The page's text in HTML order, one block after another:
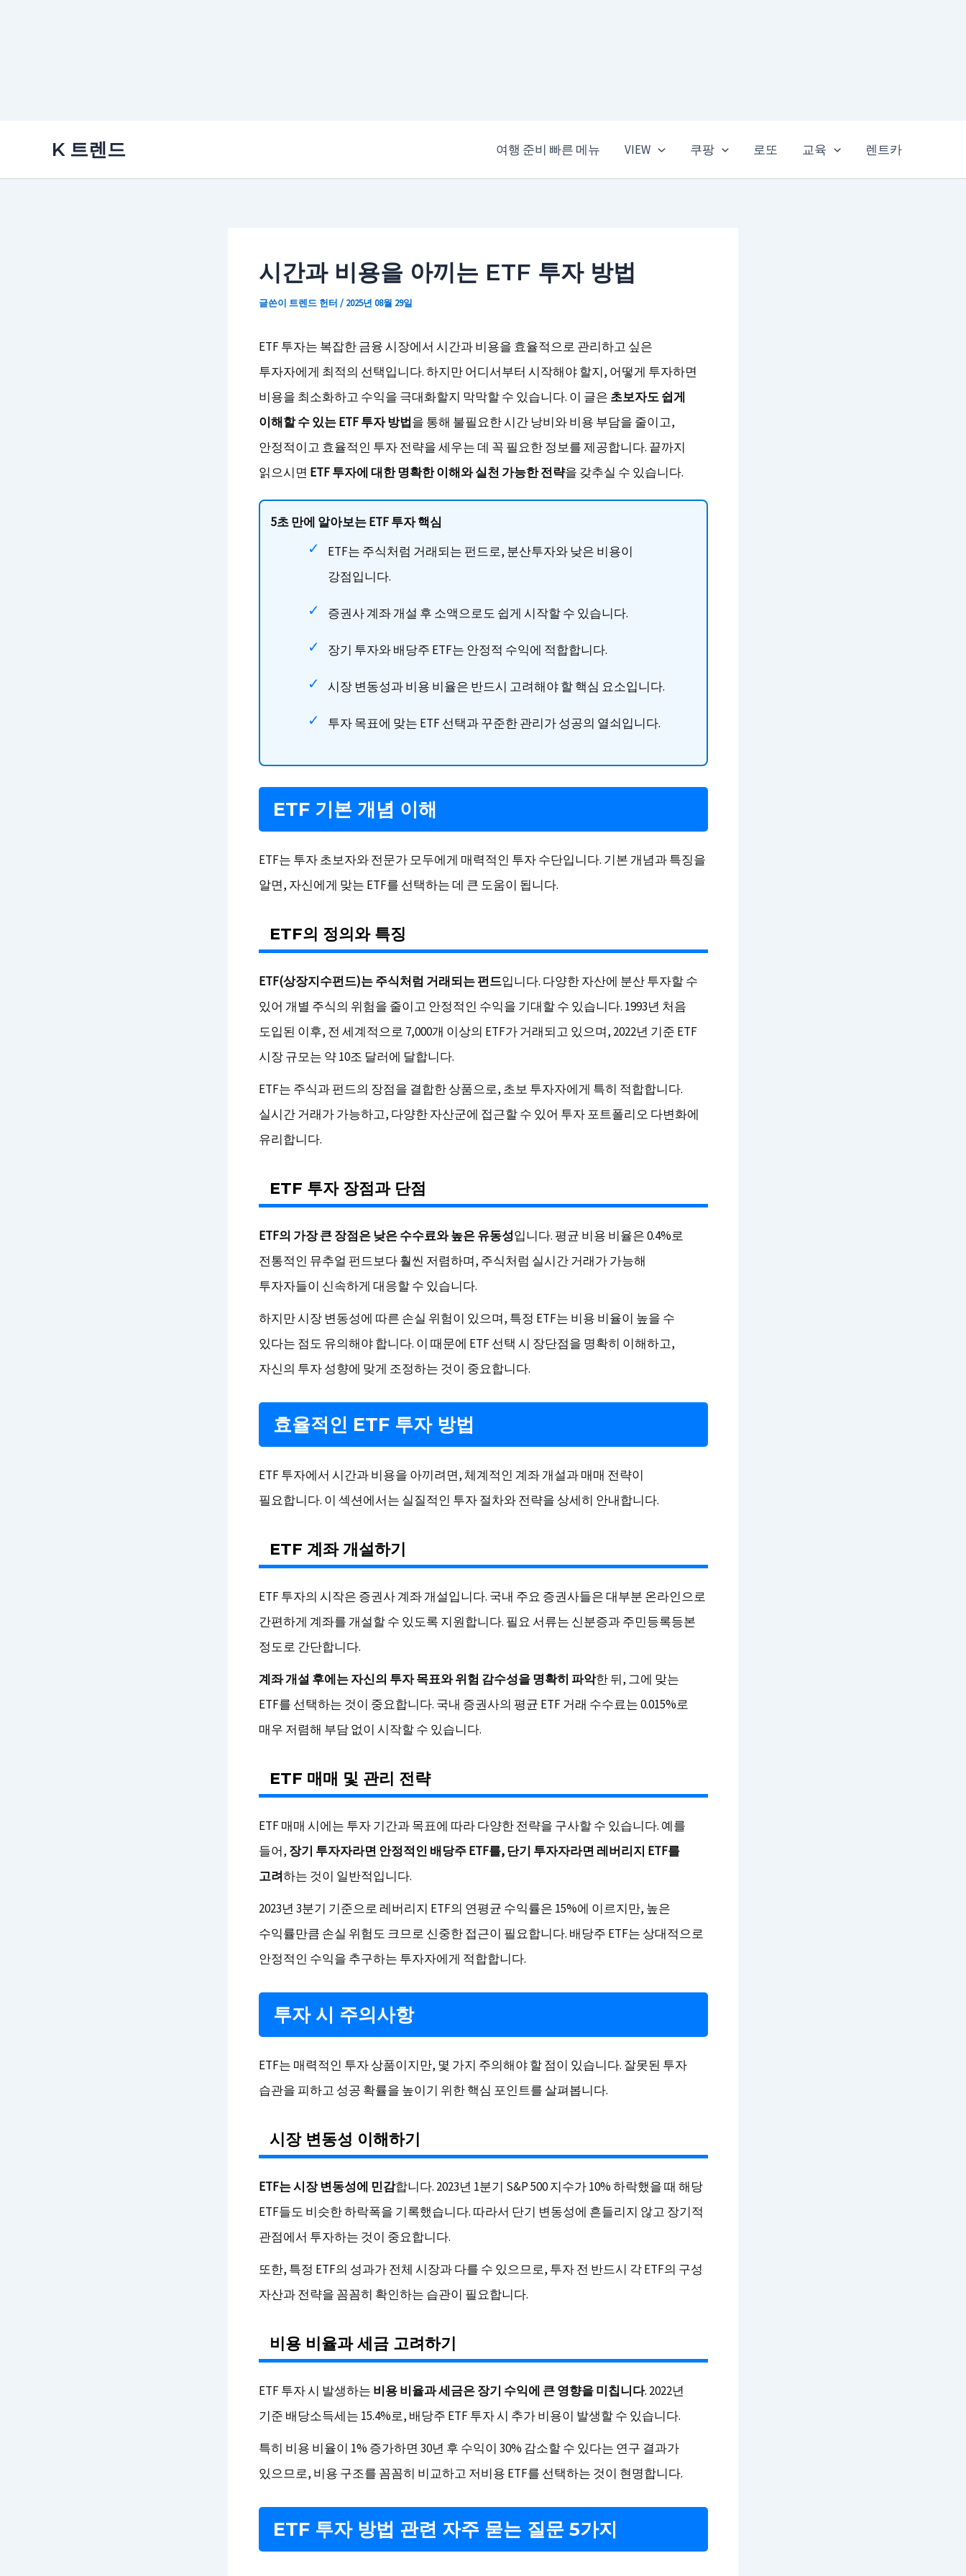
K 트렌드 여행 준비 빠른 메뉴 VIEW 쿠팡 로또 교육 렌트카
시간과 비용을 아끼는 ETF 투자 방법
글쓴이 트렌드 헌터 / 2025년 08월 29일
ETF 투자는 복잡한 금융 시장에서 시간과 비용을 효율적으로 관리하고 싶은
투자자에게 최적의 선택입니다. 하지만 어디서부터 시작해야 할지, 어떻게 투자하면
비용을 최소화하고 수익을 극대화할지 막막할 수 있습니다. 이 글은 초보자도 쉽게
이해할 수 있는 ETF 투자 방법을 통해 불필요한 시간 낭비와 비용 부담을 줄이고,
안정적이고 효율적인 투자 전략을 세우는 데 꼭 필요한 정보를 제공합니다. 끝까지
읽으시면 ETF 투자에 대한 명확한 이해와 실천 가능한 전략을 갖추실 수 있습니다.
5초 만에 알아보는 ETF 투자 핵심
ETF는 주식처럼 거래되는 펀드로, 분산투자와 낮은 비용이
강점입니다.
증권사 계좌 개설 후 소액으로도 쉽게 시작할 수 있습니다.
장기 투자와 배당주 ETF는 안정적 수익에 적합합니다.
시장 변동성과 비용 비율은 반드시 고려해야 할 핵심 요소입니다.
투자 목표에 맞는 ETF 선택과 꾸준한 관리가 성공의 열쇠입니다.
ETF 기본 개념 이해
ETF는 투자 초보자와 전문가 모두에게 매력적인 투자 수단입니다. 기본 개념과 특징을
알면, 자신에게 맞는 ETF를 선택하는 데 큰 도움이 됩니다.
ETF의 정의와 특징
ETF(상장지수펀드)는 주식처럼 거래되는 펀드입니다. 다양한 자산에 분산 투자할 수
있어 개별 주식의 위험을 줄이고 안정적인 수익을 기대할 수 있습니다. 1993년 처음
도입된 이후, 전 세계적으로 7,000개 이상의 ETF가 거래되고 있으며, 2022년 기준 ETF
시장 규모는 약 10조 달러에 달합니다.
ETF는 주식과 펀드의 장점을 결합한 상품으로, 초보 투자자에게 특히 적합합니다.
실시간 거래가 가능하고, 다양한 자산군에 접근할 수 있어 투자 포트폴리오 다변화에
유리합니다.
ETF 투자 장점과 단점
ETF의 가장 큰 장점은 낮은 수수료와 높은 유동성입니다. 평균 비용 비율은 0.4%로
전통적인 뮤추얼 펀드보다 훨씬 저렴하며, 주식처럼 실시간 거래가 가능해
투자자들이 신속하게 대응할 수 있습니다.
하지만 시장 변동성에 따른 손실 위험이 있으며, 특정 ETF는 비용 비율이 높을 수
있다는 점도 유의해야 합니다. 이 때문에 ETF 선택 시 장단점을 명확히 이해하고,
자신의 투자 성향에 맞게 조정하는 것이 중요합니다.
효율적인 ETF 투자 방법
ETF 투자에서 시간과 비용을 아끼려면, 체계적인 계좌 개설과 매매 전략이
필요합니다. 이 섹션에서는 실질적인 투자 절차와 전략을 상세히 안내합니다.
ETF 계좌 개설하기
ETF 투자의 시작은 증권사 계좌 개설입니다. 국내 주요 증권사들은 대부분 온라인으로
간편하게 계좌를 개설할 수 있도록 지원합니다. 필요 서류는 신분증과 주민등록등본
정도로 간단합니다.
계좌 개설 후에는 자신의 투자 목표와 위험 감수성을 명확히 파악한 뒤, 그에 맞는
ETF를 선택하는 것이 중요합니다. 국내 증권사의 평균 ETF 거래 수수료는 0.015%로
매우 저렴해 부담 없이 시작할 수 있습니다.
ETF 매매 및 관리 전략
ETF 매매 시에는 투자 기간과 목표에 따라 다양한 전략을 구사할 수 있습니다. 예를
들어, 장기 투자자라면 안정적인 배당주 ETF를, 단기 투자자라면 레버리지 ETF를
고려하는 것이 일반적입니다.
2023년 3분기 기준으로 레버리지 ETF의 연평균 수익률은 15%에 이르지만, 높은
수익률만큼 손실 위험도 크므로 신중한 접근이 필요합니다. 배당주 ETF는 상대적으로
안정적인 수익을 추구하는 투자자에게 적합합니다.
투자 시 주의사항
ETF는 매력적인 투자 상품이지만, 몇 가지 주의해야 할 점이 있습니다. 잘못된 투자
습관을 피하고 성공 확률을 높이기 위한 핵심 포인트를 살펴봅니다.
시장 변동성 이해하기
ETF는 시장 변동성에 민감합니다. 2023년 1분기 S&P 500 지수가 10% 하락했을 때 해당
ETF들도 비슷한 하락폭을 기록했습니다. 따라서 단기 변동성에 흔들리지 않고 장기적
관점에서 투자하는 것이 중요합니다.
또한, 특정 ETF의 성과가 전체 시장과 다를 수 있으므로, 투자 전 반드시 각 ETF의 구성
자산과 전략을 꼼꼼히 확인하는 습관이 필요합니다.
비용 비율과 세금 고려하기
ETF 투자 시 발생하는 비용 비율과 세금은 장기 수익에 큰 영향을 미칩니다. 2022년
기준 배당소득세는 15.4%로, 배당주 ETF 투자 시 추가 비용이 발생할 수 있습니다.
특히 비용 비율이 1% 증가하면 30년 후 수익이 30% 감소할 수 있다는 연구 결과가
있으므로, 비용 구조를 꼼꼼히 비교하고 저비용 ETF를 선택하는 것이 현명합니다.
ETF 투자 방법 관련 자주 묻는 질문 5가지